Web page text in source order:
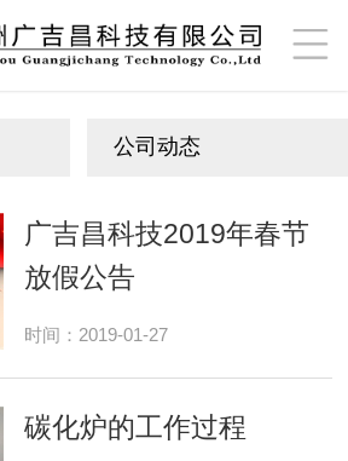
公司动态
广吉昌科技2019年春节
放假公告
时间：2019-01-27
碳化炉的工作过程